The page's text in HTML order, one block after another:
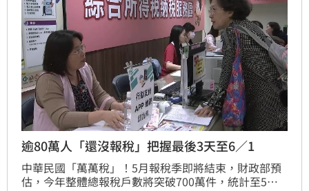
逾80萬人「還沒報稅」把握最後3天至6／1
中華民國「萬萬稅」！5月報稅季即將結束，財政部預
估，今年整體總報稅戶數將突破700萬件，統計至5月